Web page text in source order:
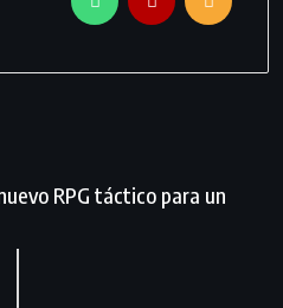
RPG táctico para un